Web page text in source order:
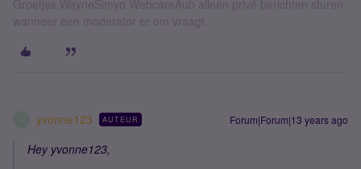
Groetjes,WayneSimyo WebcareAub alleen privé berichten sturen
wanneer een moderator er om vraagt.
yvonne123 AUTEUR Forum|Forum|13 years ago
Hey yvonne123,